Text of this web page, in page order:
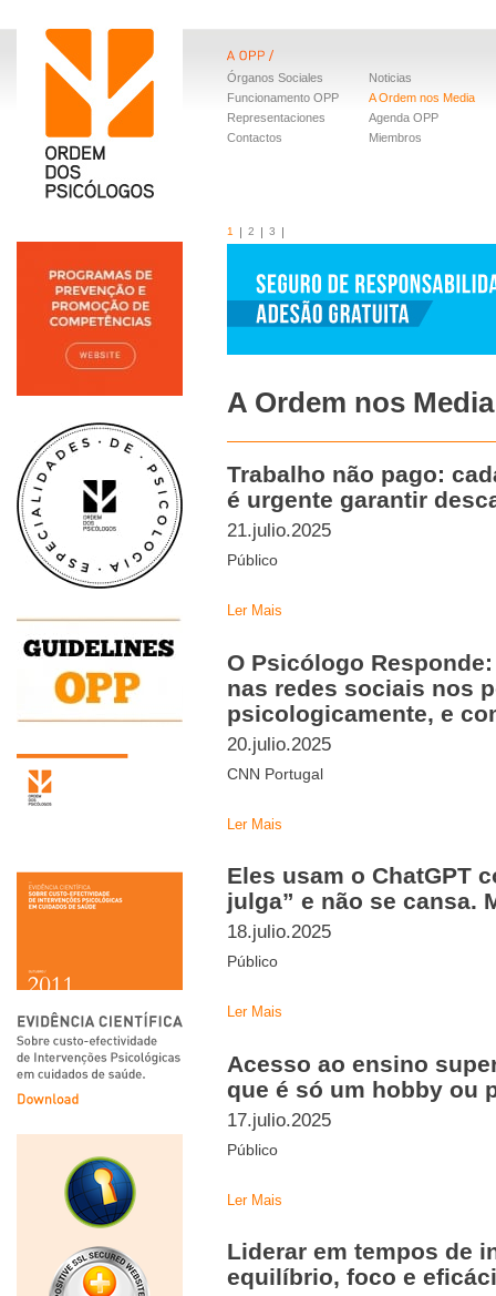
Órganos Sociales
Funcionamento OPP
Representaciones
Contactos
Noticias
A Ordem nos Media
Agenda OPP
Miembros
1 2 3
A Ordem nos Media
Trabalho não pago:
é urgente garantir
21.julio.2025
Público
Ler Mais
O Psicólogo
nas redes sociais nos
psicologicamente, e
20.julio.2025
CNN Portugal
Ler Mais
Eles usam o ChatGPT
julga” e não se cansa.
18.julio.2025
Público
Ler Mais
Acesso ao ensino
que é só um hobby ou
17.julio.2025
Público
Ler Mais
Liderar em tempos de
equilíbrio, foco e